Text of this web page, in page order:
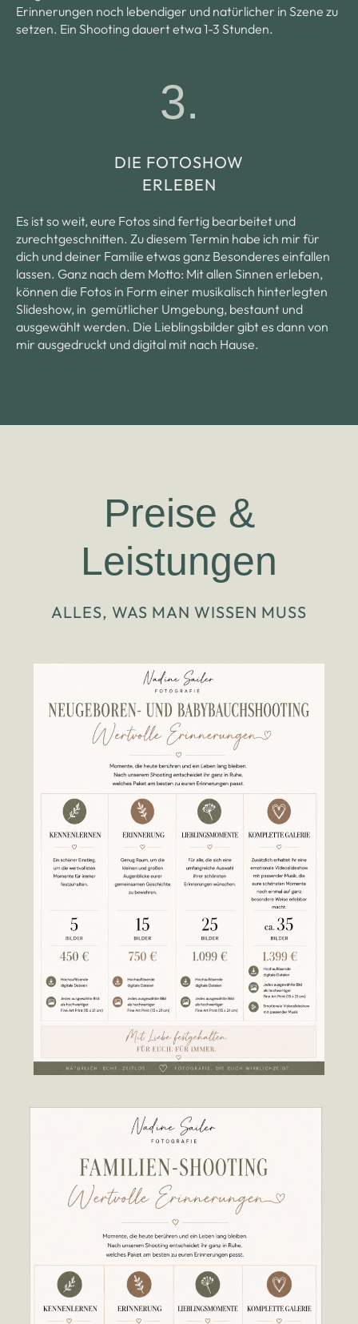
Erinnerungen noch lebendiger und natürlicher in Szene zu
setzen. Ein Shooting dauert etwa 1-3 Stunden.
3.
DIE FOTOSHOW
ERLEBEN
Es ist so weit, eure Fotos sind fertig bearbeitet und
zurechtgeschnitten. Zu diesem Termin habe ich mir für
dich und deiner Familie etwas ganz Besonderes einfallen
lassen. Ganz nach dem Motto: Mit allen Sinnen erleben,
können die Fotos in Form einer musikalisch hinterlegten
Slideshow, in gemütlicher Umgebung, bestaunt und
ausgewählt werden. Die Lieblingsbilder gibt es dann von
mir ausgedruckt und digital mit nach Hause.
Preise &
Leistungen
ALLES, WAS MAN WISSEN MUSS